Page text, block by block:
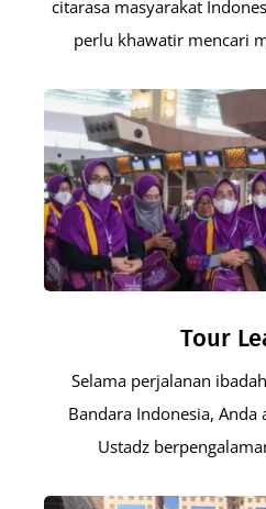
citarasa masyarakat
perlu khawatir mencari
Tour
Selama perjalanan
Bandara Indonesia,
Ustadz